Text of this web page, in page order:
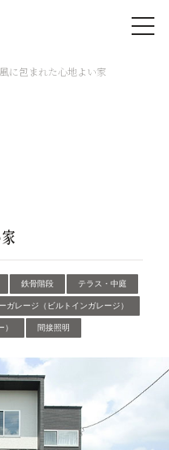
に包まれた心地よい家
鉄骨階段 テラス・中庭
ガレージ（ビルトインガレージ）
間接照明